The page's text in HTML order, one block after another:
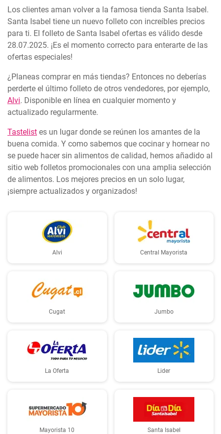
Los clientes aman volver a la famosa tienda Santa Isabel.
Santa Isabel tiene un nuevo folleto con increíbles precios
para ti. El folleto de Santa Isabel ofertas es válido desde
28.07.2025. ¡Es el momento correcto para enterarte de las
ofertas especiales!
¿Planeas comprar en más tiendas? Entonces no deberías
perderte el último folleto de otros vendedores, por ejemplo,
Alvi. Disponible en línea en cualquier momento y
actualizado regularmente.
Tastelist es un lugar donde se reúnen los amantes de la
buena comida. Y como sabemos que cocinar y hornear no
se puede hacer sin alimentos de calidad, hemos añadido al
sitio web folletos promocionales con una amplia selección
de alimentos. Los mejores precios en un solo lugar,
¡siempre actualizados y organizados!
Alvi Central Mayorista
Cugat Jumbo
La Oferta Lider
Mayorista 10 Santa Isabel